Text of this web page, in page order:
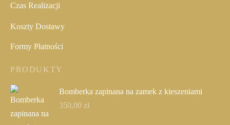
Czas Realizacji
Koszty Dostawy
Formy Płatności
PRODUKTY
Bomberka zapinana na zamek z kieszeniami
350,00 zł